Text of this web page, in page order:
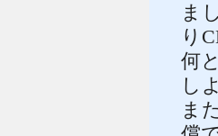
ま
り
何
し
ま